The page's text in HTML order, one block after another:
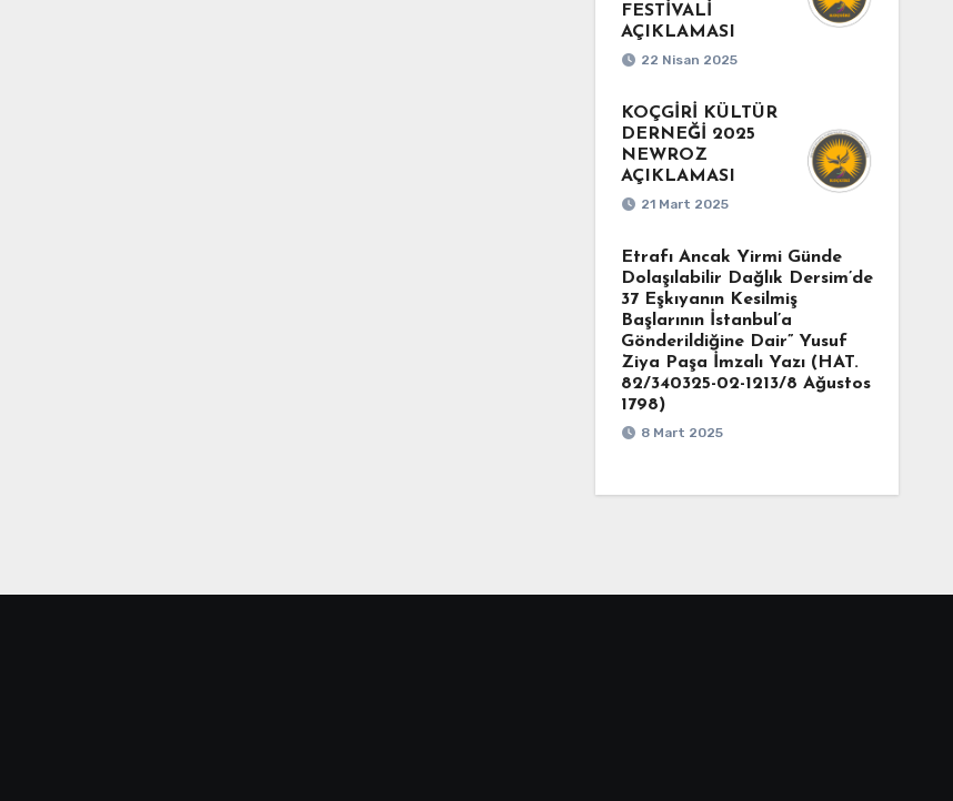
FESTİVALİ
AÇIKLAMASI
22 Nisan 2025
KOÇGİRİ KÜLTÜR
DERNEĞİ 2025
NEWROZ
AÇIKLAMASI
21 Mart 2025
Etrafı Ancak Yirmi Günde
Dolaşılabilir Dağlık Dersim’de
37 Eşkıyanın Kesilmiş
Başlarının İstanbul’a
Gönderildiğine Dair” Yusuf
Ziya Paşa İmzalı Yazı (HAT.
82/340325-02-1213/8 Ağustos
1798)
8 Mart 2025